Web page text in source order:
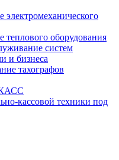
оборудования
систем
и бизнеса
тахографов
кассовой техники под